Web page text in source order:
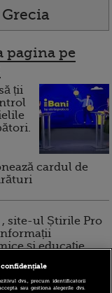
pagina pe
ții
cardul de
site-ul Știrile Pro
și educație
confidențiale
dvs., precum identificatorii
sau gestiona alegerile dvs.